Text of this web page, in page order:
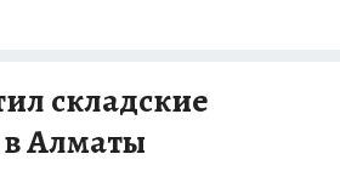
складские
Алматы